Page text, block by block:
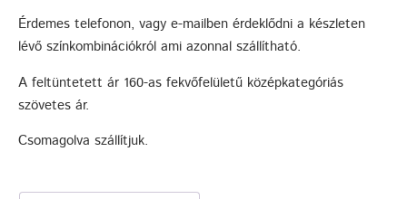
Érdemes telefonon, vagy e-mailben érdeklődni a készleten
lévő színkombinációkról ami azonnal szállítható.
A feltüntetett ár 160-as fekvőfelületű középkategóriás
szövetes ár.
Csomagolva szállítjuk.